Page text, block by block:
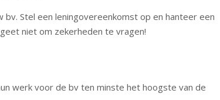
bv. Stel een leningovereenkomst op en hanteer een
niet om zekerheden te vragen!
werk voor de bv ten minste het hoogste van de